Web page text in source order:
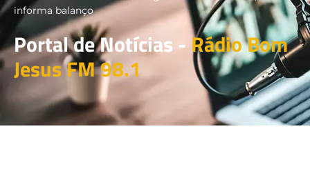
informa balanço
Portal de Notícias -Rádio Bom
Jesus FM 98.1